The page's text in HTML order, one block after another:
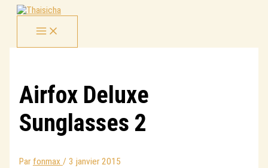
Aller
Airfox Deluxe
Sunglasses 2
Par fonmax / 3 janvier 2015